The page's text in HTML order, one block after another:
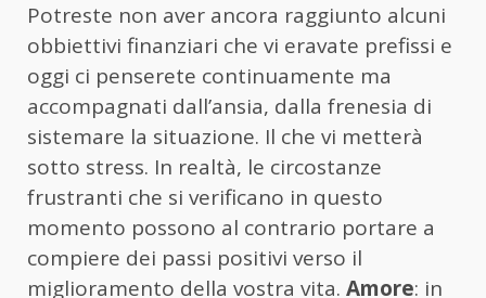
Potreste non aver ancora raggiunto alcuni
obbiettivi finanziari che vi eravate prefissi e
oggi ci penserete continuamente ma
accompagnati dall’ansia, dalla frenesia di
sistemare la situazione. Il che vi metterà
sotto stress. In realtà, le circostanze
frustranti che si verificano in questo
momento possono al contrario portare a
compiere dei passi positivi verso il
miglioramento della vostra vita. Amore: in